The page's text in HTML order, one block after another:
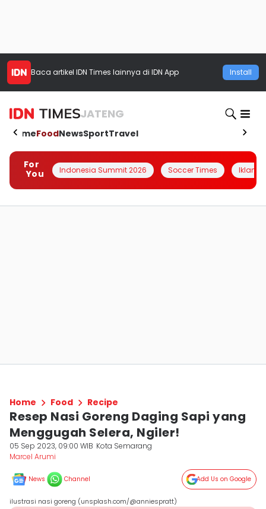
Baca artikel IDN Times lainnya di IDN App Install
JATENG
HomeFoodNewsSportTravel
For
You
Indonesia Summit 2026 Soccer Times Iklanin
Home Food Recipe
Resep Nasi Goreng Daging Sapi yang
Menggugah Selera, Ngiler!
05 Sep 2023, 09:00 WIB Kota Semarang
Marcel Arumi
News Channel Add Us on Google
ilustrasi nasi goreng (unsplash.com/@anniespratt)